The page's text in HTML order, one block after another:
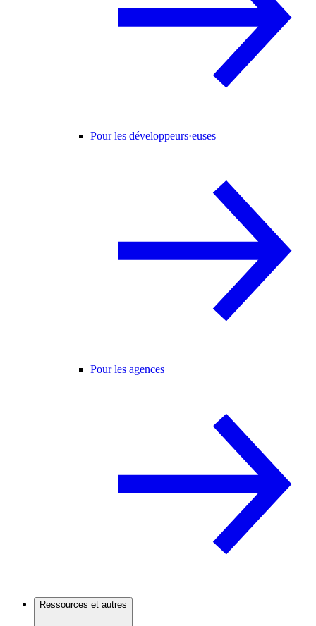
Pour les développeurs·euses
Pour les agences
Ressources et autres